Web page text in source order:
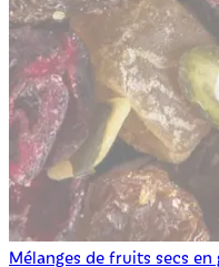
Mélanges de fruits secs en